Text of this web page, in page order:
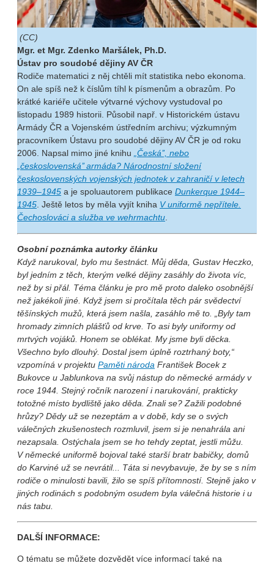
(CC)
Mgr. et Mgr. Zdenko Maršálek, Ph.D.
Ústav pro soudobé dějiny AV ČR
Rodiče matematici z něj chtěli mít statistika nebo ekonoma.
On ale spíš než k číslům tíhl k písmenům a obrazům. Po
krátké kariéře učitele výtvarné výchovy vystudoval po
listopadu 1989 historii. Působil např. v Historickém ústavu
Armády ČR a Vojenském ústředním archivu; výzkumným
pracovníkem Ústavu pro soudobé dějiny AV ČR je od roku
2006. Napsal mimo jiné knihu „Česká’’, nebo
„československá’’ armáda? Národnostní složení
československých vojenských jednotek v zahraničí v letech
1939–1945 a je spoluautorem publikace Dunkerque 1944–
1945. Ještě letos by měla vyjít kniha V uniformě nepřítele.
Čechoslováci a služba ve wehrmachtu.
Osobní poznámka autorky článku
Když narukoval, bylo mu šestnáct. Můj děda, Gustav Heczko,
byl jedním z těch, kterým velké dějiny zasáhly do života víc,
než by si přál. Téma článku je pro mě proto daleko osobnější
než jakékoli jiné. Když jsem si pročítala těch pár svědectví
těšínských mužů, která jsem našla, zasáhlo mě to. „Byly tam
hromady zimních plášťů od krve. To asi byly uniformy od
mrtvých vojáků. Honem se oblékat. My jsme byli děcka.
Všechno bylo dlouhý. Dostal jsem úplně roztrhaný boty,“
vzpomíná v projektu Paměti národa František Bocek z
Bukovce u Jablunkova na svůj nástup do německé armády v
roce 1944. Stejný ročník narození i narukování, prakticky
totožné místo bydliště jako děda. Znali se? Zažili podobné
hrůzy? Dědy už se nezeptám a v době, kdy se o svých
válečných zkušenostech rozmluvil, jsem si je nenahrála ani
nezapsala. Ostýchala jsem se ho tehdy zeptat, jestli můžu.
V německé uniformě bojoval také starší bratr babičky, domů
do Karviné už se nevrátil... Táta si nevybavuje, že by se s ním
rodiče o minulosti bavili, žilo se spíš přítomností. Stejně jako v
jiných rodinách s podobným osudem byla válečná historie i u
nás tabu.
DALŠÍ INFORMACE:
O tématu se můžete dozvědět více informací také na